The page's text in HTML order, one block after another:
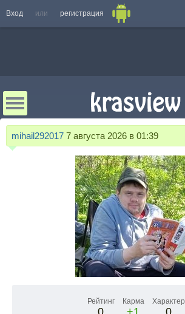
Вход или регистрация
mihail292017 7 августа 2026 в 01:39
Рейтинг
0
Карма
+1
Характер
0